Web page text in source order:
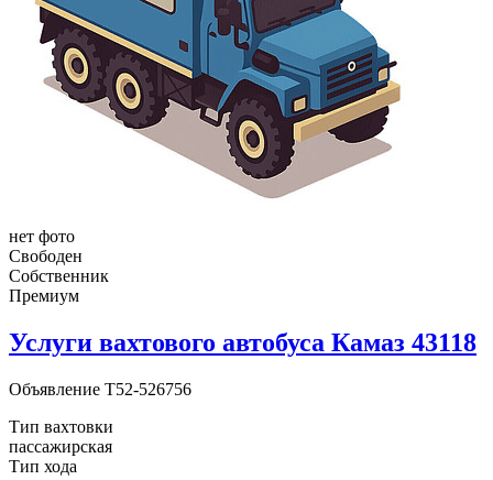
нет фото
Свободен
Собственник
Премиум
Услуги вахтового автобуса Камаз 43118
Объявление T52-526756
Тип вахтовки
пассажирская
Тип хода